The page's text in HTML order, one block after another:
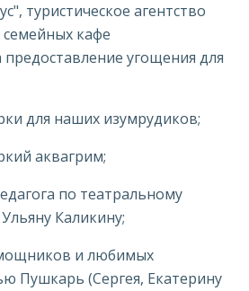
туристическое агентство
семейных кафе
угощения для
для наших изумрудиков;
аквагрим;
по театральному
Каликину;
и любимых
Пушкарь (Сергея, Екатерину